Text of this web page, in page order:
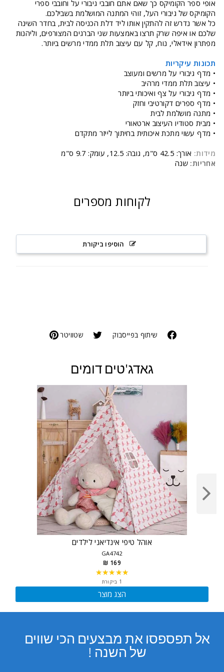
אופי ספר הקומיקס כך שאם אתם חובבי גיבורי על וחובבי ספרי
הקומיקס של גיבורי העל, זוהי המתנה המושלמת בשבילכם.
כל אשר נדרש זה להתקין אותו ליד דלת הכניסה לבית, בחדר השינה
שלכם או איפה שרק תרצו באמצעות שני הברגים המצורפים, וליהנות
מפתרון אידאלי, נוח, קל עם עיצוב תלת ממדי מרשים ביותר.
תכונות עיקריות
• מדף גיבורי על מרשים ומעוצב
• עיצוב תלת ממדי מרהיב
• מדף גיבורי על צף ואיכותי ביותר
• מדף ספרים דקורטיבי וחזק
• מתנה מושלמת לבית
• מבית סטודיו העיצוב ארטאורי
• מדף עשוי מתכת איכותית בחיתוך לייזר מתקדם
מידות: אורך: 42.5 ס"מ, גובה: 12.5, עומק: 9.7 ס"מ
אחריות: שנה
לקוחות מספרים
הוסיפו ביקורת
שיתוף בפייסבוק שטוויטר
גאדג'טים דומים
אוהל טיפי אינדיאני לילדים
GA4742
169 ₪
★★★★★
of
5
1 ביקורת
הצג מוצר
אל תפספסו את מבצעים הכי שווים
של השנה !